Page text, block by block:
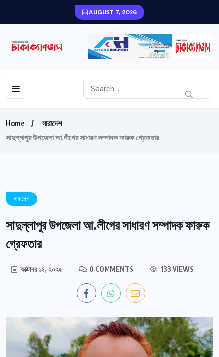
AUGUST 7, 2026
Home
সারাদেশ
সাদুল্লাপুর উপজেলা আ.লীগের সাধারণ সম্পাদক ফারুক গ্রেফতার
সারাদেশ
সাদুল্লাপুর উপজেলা আ.লীগের সাধারণ সম্পাদক ফারুক
গ্রেফতার
অক্টোবর ১৪, ২০২৫ 0 COMMENTS 133 VIEWS